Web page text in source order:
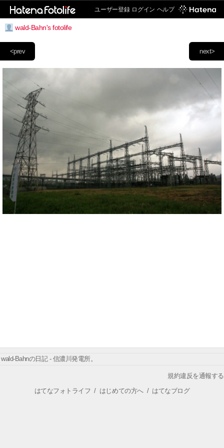
ユーザー登録 ログイン ヘルプ
wald-Bahn's fotolife
next>
<prev
wald-Bahnの日記 - 信濃川発電所。
規約違反を通報する
はてなフォトライフ / はじめての方へ/ はてなブログ